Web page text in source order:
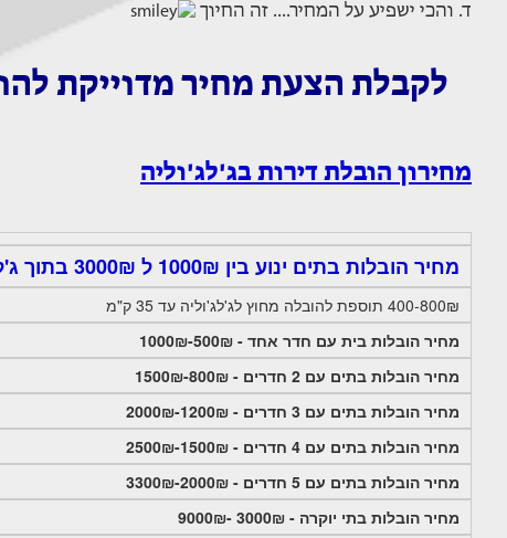
ד. והכי ישפיע על המחיר.... זה החיוך
לקבלת הצעת מחיר מדוייקת
מחירון הובלת דירות בג'לג'וליה
מחיר הובלות בתים ינוע בין 1000₪ ל 3000₪ בתוך ג'לג'וליה.
400-800₪ תוספת להובלה מחוץ לג'לג'וליה עד 35 ק"מ
מחיר הובלות בית עם חדר אחד - 500₪-1000₪
מחיר הובלות בתים עם 2 חדרים - 800₪-1500₪
מחיר הובלות בתים עם 3 חדרים - 1200₪-2000₪
מחיר הובלות בתים עם 4 חדרים - 1500₪-2500₪
מחיר הובלות בתים עם 5 חדרים - 2000₪-3300₪
מחיר הובלות בתי יוקרה - 3000₪ -9000₪